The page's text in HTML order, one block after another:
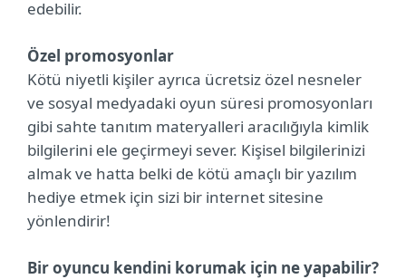
edebilir.
Özel promosyonlar
Kötü niyetli kişiler ayrıca ücretsiz özel nesneler
ve sosyal medyadaki oyun süresi promosyonları
gibi sahte tanıtım materyalleri aracılığıyla kimlik
bilgilerini ele geçirmeyi sever. Kişisel bilgilerinizi
almak ve hatta belki de kötü amaçlı bir yazılım
hediye etmek için sizi bir internet sitesine
yönlendirir!
Bir oyuncu kendini korumak için ne yapabilir?